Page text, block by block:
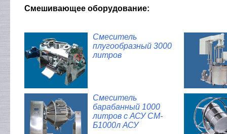
Смешивающее оборудование:
Смеситель
плугообразный 3000
литров
Смеситель
барабанный 1000
литров с АСУ СМ-
Б1000л АСУ